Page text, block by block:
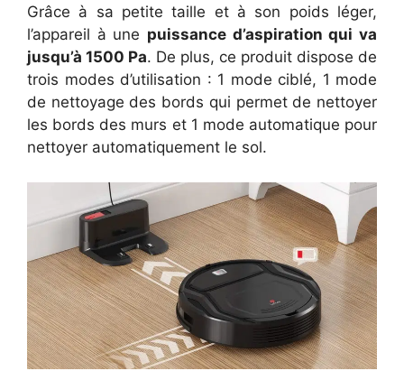
Grâce à sa petite taille et à son poids léger,
l’appareil à une puissance d’aspiration qui va
jusqu’à 1500 Pa. De plus, ce produit dispose de
trois modes d’utilisation : 1 mode ciblé, 1 mode
de nettoyage des bords qui permet de nettoyer
les bords des murs et 1 mode automatique pour
nettoyer automatiquement le sol.